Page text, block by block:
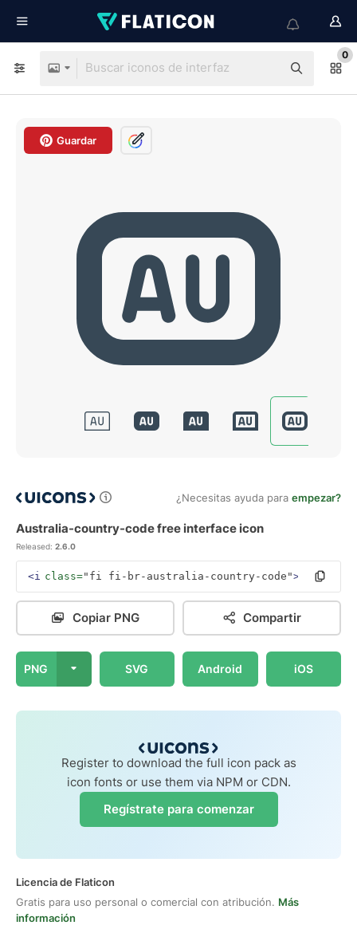
0
Guardar
¿Necesitas ayuda para empezar?
Australia-country-code free interface icon
Released: 2.6.0
<i class="fi fi-br-australia-country-code"></i>
Copiar PNG Compartir
PNG SVG Android iOS
Register to download the full icon pack as
icon fonts or use them via NPM or CDN.
Regístrate para comenzar
Licencia de Flaticon
Gratis para uso personal o comercial con atribución. Más
información